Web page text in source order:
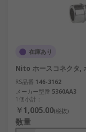
在庫あり
Nito ホースコネクタ,
RS品番 146-3162
メーカー型番 5360AA3
1個小計：
￥1,005.00(税抜)
数量